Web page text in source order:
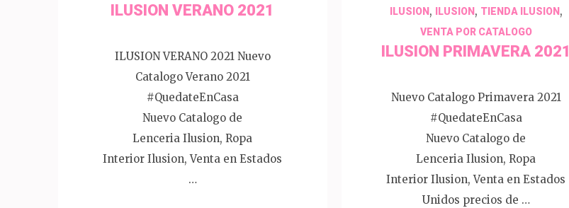
ILUSION VERANO 2021
ILUSION VERANO 2021 Nuevo
Catalogo Verano 2021
#QuedateEnCasa
Nuevo Catalogo de
Lenceria Ilusion, Ropa
Interior Ilusion, Venta en Estados
…
ILUSION, ILUSION, TIENDA ILUSION,
VENTA POR CATALOGO
ILUSION PRIMAVERA 2021
Nuevo Catalogo Primavera 2021
#QuedateEnCasa
Nuevo Catalogo de
Lenceria Ilusion, Ropa
Interior Ilusion, Venta en Estados
Unidos precios de …